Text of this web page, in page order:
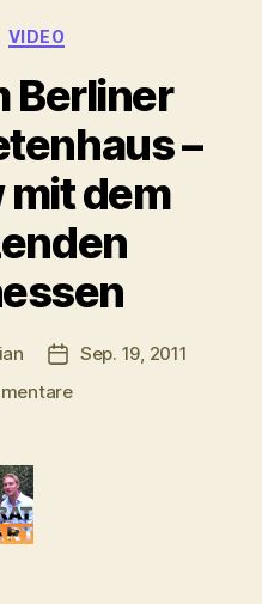
VIDEO
Berliner
–
dem
Sep. 19, 2011
zu